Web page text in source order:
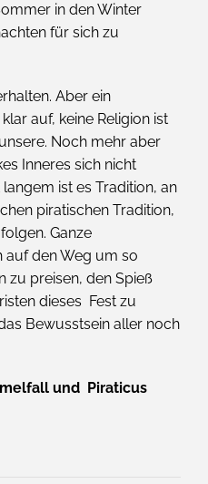
in den Winter
für sich zu
Aber ein
auf, keine Religion ist
Noch mehr aber
Inneres sich nicht
ist es Tradition, an
piratischen Tradition,
Ganze
auf den Weg um so
zu preisen, den Spieß
dieses Fest zu
Bewusstsein aller noch
und Piraticus